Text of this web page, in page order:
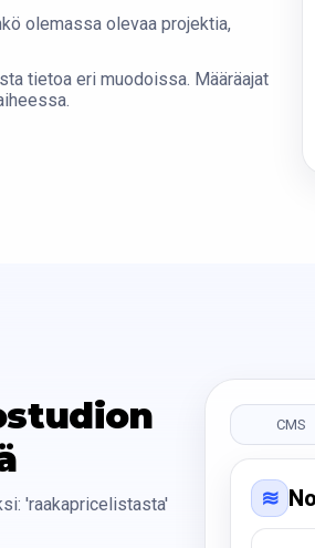
olemassa olevaa projektia,
tietoa eri muodoissa. Määräajat
'raakapricelistasta'
CMS
≋